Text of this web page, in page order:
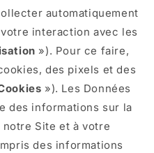
automatiquement
interaction avec les
»). Pour ce faire,
des pixels et des
»). Les Données
des informations sur la
Site et à votre
des informations